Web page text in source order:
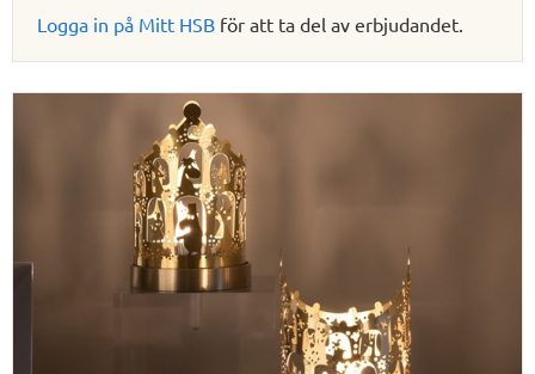
Logga in på Mitt HSB för att ta del av erbjudandet.